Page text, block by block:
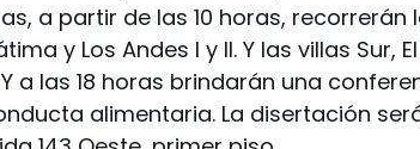
a partir de las 10 horas, recorrerán
y Los Andes I y II. Y las villas Sur,
Y a las 18 horas brindarán una
alimentaria. La disertación